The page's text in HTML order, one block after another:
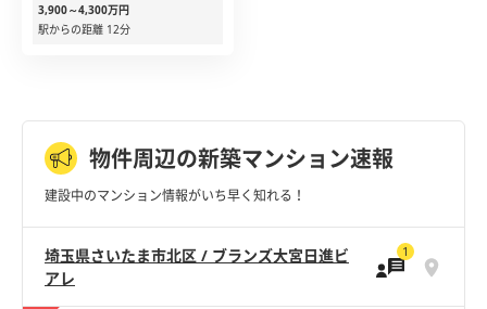
3,900～4,300万円
駅からの距離 12分
物件周辺の新築マンション速報
建設中のマンション情報がいち早く知れる！
埼玉県さいたま市北区 / ブランズ大宮日進ビ
アレ
1